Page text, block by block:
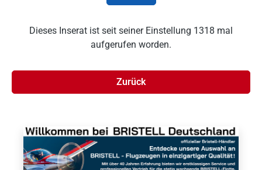
Dieses Inserat ist seit seiner Einstellung 1318 mal
aufgerufen worden.
Zurück